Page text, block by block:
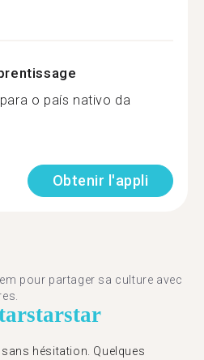
o país nativo da
Obtenir l'appli
pour partager sa culture avec
starstar
hésitation. Quelques